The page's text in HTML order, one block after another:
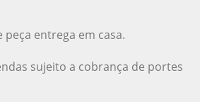
entrega em casa.
sujeito a cobrança de portes